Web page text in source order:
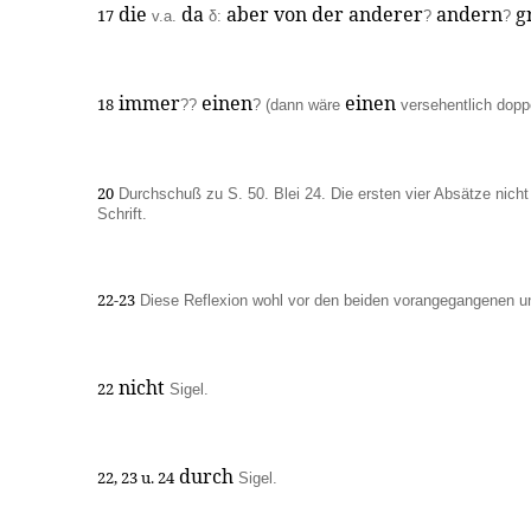
17 die v.a. da δ: aber von der anderer? andern?
18 immer?? einen? (dann wäre einen versehentlich
20 Durchschuß zu S. 50. Blei 24. Die ersten vier Absätze
Schrift.
22-23 Diese Reflexion wohl vor den beiden vorangegangenen
22 nicht Sigel.
22, 23 u. 24 durch Sigel.